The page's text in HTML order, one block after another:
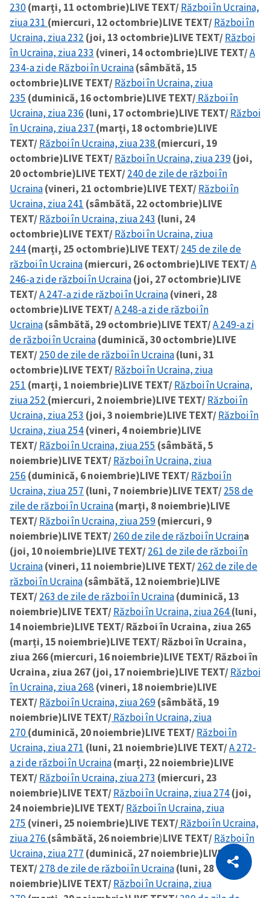
Copiază Link
230(marți, 11 octombrie)LIVE TEXT/Război în Ucraina,
ziua 231 (miercuri, 12 octombrie)LIVE TEXT/Război în
Ucraina, ziua 232 (joi, 13 octombrie)LIVE TEXT/Război
în Ucraina, ziua 233 (vineri, 14 octombrie)LIVE TEXT/A
234-a zi de Război în Ucraina(sâmbătă, 15
octombrie)LIVE TEXT/Război în Ucraina, ziua
235 (duminică, 16 octombrie)LIVE TEXT/Război în
Ucraina, ziua 236 (luni, 17 octombrie)LIVE TEXT/Război
în Ucraina, ziua 237 (marți, 18 octombrie)LIVE
TEXT/Război în Ucraina, ziua 238 (miercuri, 19
octombrie)LIVE TEXT/Război în Ucraina, ziua 239(joi,
20 octombrie)LIVE TEXT/240 de zile de război în
Ucraina(vineri, 21 octombrie)LIVE TEXT/Război în
Ucraina, ziua 241 (sâmbătă, 22 octombrie)LIVE
TEXT/Război în Ucraina, ziua 243 (luni, 24
octombrie)LIVE TEXT/Război în Ucraina, ziua
244(marți, 25 octombrie)LIVE TEXT/245 de zile de
război în Ucraina(miercuri, 26 octombrie)LIVE TEXT/A
246-a zi de război în Ucraina(joi, 27 octombrie)LIVE
TEXT/A 247-a zi de război în Ucraina(vineri, 28
octombrie)LIVE TEXT/A 248-a zi de război în
Ucraina(sâmbătă, 29 octombrie)LIVE TEXT/A 249-a zi
de război în Ucraina(duminică, 30 octombrie)LIVE
TEXT/250 de zile de război în Ucraina(luni, 31
octombrie)LIVE TEXT/Război în Ucraina, ziua
251 (marți, 1 noiembrie)LIVE TEXT/Război în Ucraina,
ziua 252 (miercuri, 2 noiembrie)LIVE TEXT/Război în
Ucraina, ziua 253 (joi, 3 noiembrie)LIVE TEXT/Război în
Ucraina, ziua 254(vineri, 4 noiembrie)LIVE
TEXT/Război în Ucraina, ziua 255 (sâmbătă, 5
noiembrie)LIVE TEXT/Război în Ucraina, ziua
256 (duminică, 6 noiembrie)LIVE TEXT/Război în
Ucraina, ziua 257 (luni, 7 noiembrie)LIVE TEXT/258 de
zile de război în Ucraina(marți, 8 noiembrie)LIVE
TEXT/Război în Ucraina, ziua 259(miercuri, 9
noiembrie)LIVE TEXT/260 de zile de război în Ucraina
(joi, 10 noiembrie)LIVE TEXT/261 de zile de război în
Ucraina(vineri, 11 noiembrie)LIVE TEXT/262 de zile de
război în Ucraina(sâmbătă, 12 noiembrie)LIVE
TEXT/263 de zile de război în Ucraina(duminică, 13
noiembrie)LIVE TEXT/Război în Ucraina, ziua 264(luni,
14 noiembrie)LIVE TEXT/ Război în Ucraina, ziua 265
(marți, 15 noiembrie)LIVE TEXT/ Război în Ucraina,
ziua 266 (miercuri, 16 noiembrie)LIVE TEXT/ Război în
Ucraina, ziua 267 (joi, 17 noiembrie)LIVE TEXT/Război
în Ucraina, ziua 268 (vineri, 18 noiembrie)LIVE
TEXT/Război în Ucraina, ziua 269(sâmbătă, 19
noiembrie)LIVE TEXT/Război în Ucraina, ziua
270(duminică, 20 noiembrie)LIVE TEXT/Război în
Ucraina, ziua 271 (luni, 21 noiembrie)LIVE TEXT/A 272-
a zi de război în Ucraina(marți, 22 noiembrie)LIVE
TEXT/Război în Ucraina, ziua 273 (miercuri, 23
noiembrie)LIVE TEXT/Război în Ucraina, ziua 274(joi,
24 noiembrie)LIVE TEXT/Război în Ucraina, ziua
275 (vineri, 25 noiembrie)LIVE TEXT/Război în Ucraina,
ziua 276 (sâmbătă, 26 noiembrie)LIVE TEXT/Război în
Ucraina, ziua 277 (duminică, 27 noiembrie)LIVE
TEXT/278 de zile de război în Ucraina(luni, 28
noiembrie)LIVE TEXT/Război în Ucraina, ziua
Citește articolul
CITEȘTE